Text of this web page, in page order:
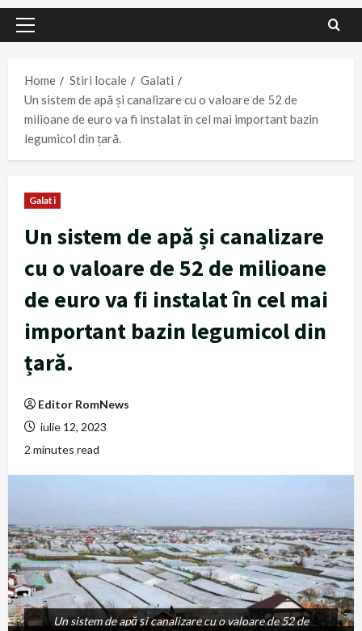
Primary
Home
Stiri locale
Galati
Un sistem de apă și canalizare cu o valoare de 52 de
milioane de euro va fi instalat în cel mai important bazin
legumicol din țară.
Galati
Un sistem de apă și canalizare
cu o valoare de 52 de milioane
de euro va fi instalat în cel mai
important bazin legumicol din
țară.
Editor RomNews
iulie 12, 2023
2 minutes read
Un sistem de apă și canalizare cu o valoare de 52 de